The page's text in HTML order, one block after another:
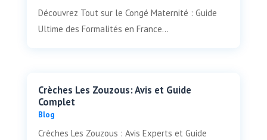
Découvrez Tout sur le Congé Maternité : Guide
Ultime des Formalités en France...
Crèches Les Zouzous: Avis et Guide
Complet
Blog
Crèches Les Zouzous : Avis Experts et Guide